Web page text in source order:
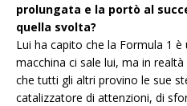
prolungata e la portò al
quella svolta?
Lui ha capito che la Formula 1
macchina ci sale lui, ma in
che tutti gli altri provino le sue
catalizzatore di attenzioni, di